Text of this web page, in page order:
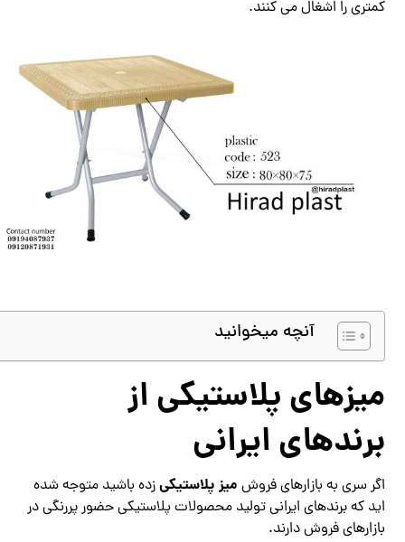
کمتری را اشغال می کنند.
آنچه میخوانید
میزهای پلاستیکی از
برندهای ایرانی
اگر سری به بازارهای فروش میز پلاستیکیزده باشید متوجه شده
اید که برندهای ایرانی تولید محصولات پلاستیکی حضور پررنگی در
بازارهای فروش دارند.